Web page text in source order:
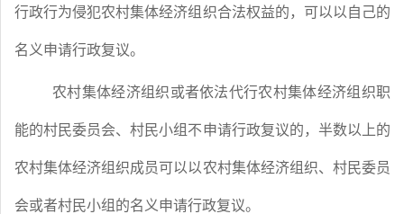
行政行为侵犯农村集体经济组织合法权益的，可以以自己的
名义申请行政复议。
农村集体经济组织或者依法代行农村集体经济组织职
能的村民委员会、村民小组不申请行政复议的，半数以上的
农村集体经济组织成员可以以农村集体经济组织、村民委员
会或者村民小组的名义申请行政复议。